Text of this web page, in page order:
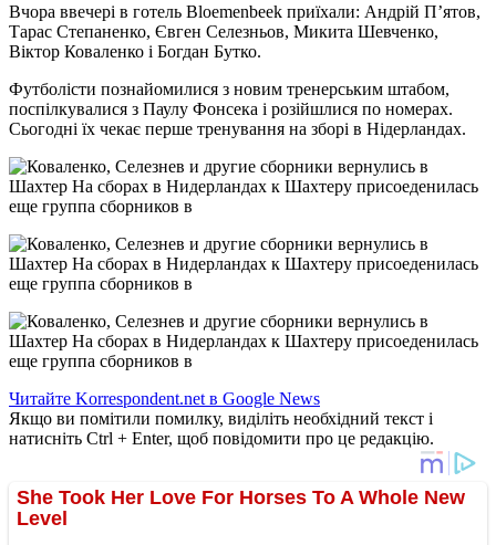
Вчора ввечері в готель Bloemenbeek приїхали: Андрій П’ятов,
Тарас Степаненко, Євген Селезньов, Микита Шевченко,
Віктор Коваленко і Богдан Бутко.
Футболісти познайомилися з новим тренерським штабом,
поспілкувалися з Паулу Фонсека і розійшлися по номерах.
Сьогодні їх чекає перше тренування на зборі в Нідерландах.
Читайте Korrespondent.net в Google News
Якщо ви помітили помилку, виділіть необхідний текст і
натисніть Ctrl + Enter, щоб повідомити про це редакцію.